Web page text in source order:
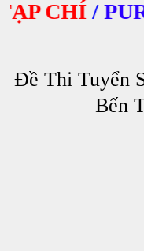
CHÍ/
Đề Thi Tuyển
Bến